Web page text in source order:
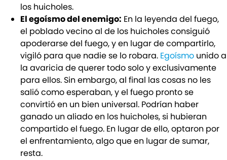
los huicholes.
El egoísmo del enemigo: En la leyenda del fuego,
el poblado vecino al de los huicholes consiguió
apoderarse del fuego, y en lugar de compartirlo,
vigiló para que nadie se lo robara. Egoísmo unido a
la avaricia de querer todo solo y exclusivamente
para ellos. Sin embargo, al final las cosas no les
salió como esperaban, y el fuego pronto se
convirtió en un bien universal. Podrían haber
ganado un aliado en los huicholes, si hubieran
compartido el fuego. En lugar de ello, optaron por
el enfrentamiento, algo que en lugar de sumar,
resta.